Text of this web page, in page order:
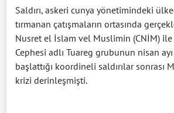
Saldırı, askeri cunya yönetimindeki
tırmanan çatışmaların ortasında
Nusret el İslam vel Muslimin (CNİM)
Cephesi adlı Tuareg grubunun nisan
başlattığı koordineli saldırılar sonrası
krizi derinleşmişti.